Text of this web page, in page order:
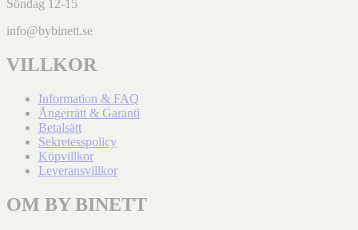
Söndag 12-15
info@bybinett.se
VILLKOR
Information & FAQ
Ångerrätt & Garanti
Betalsätt
Sekretesspolicy
Köpvillkor
Leveransvillkor
OM BY BINETT